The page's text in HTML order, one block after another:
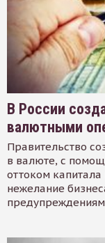
В России
валютными
Правительство
в валюте, с
оттоком капитала
нежелание